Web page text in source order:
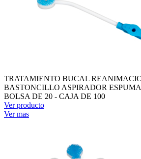
TRATAMIENTO BUCAL
BASTONCILLO ASPIRADOR
BOLSA DE 20 - CAJA DE 100
Ver producto
Ver mas